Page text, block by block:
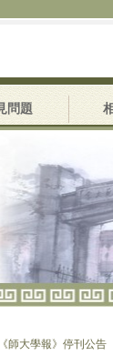
問題
學報》停刊公告